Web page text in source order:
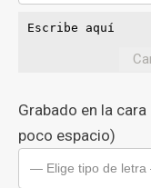
Grabado en la
poco espacio)
— Elige tipo de